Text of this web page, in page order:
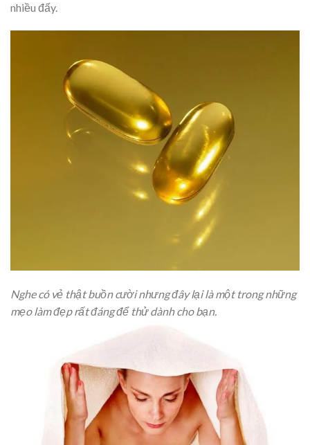
nhiều đấy.
Nghe có vẻ thật buồn cười nhưng đây lại là một trong những
mẹo làm đẹp rất đáng để thử dành cho bạn.